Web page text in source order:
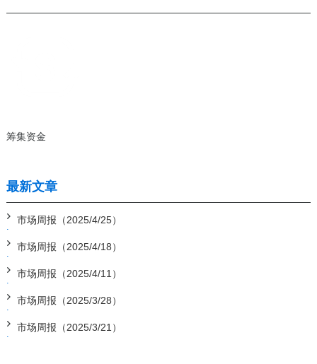
筹集资金
最新文章
市场周报（2025/4/25）
市场周报（2025/4/18）
市场周报（2025/4/11）
市场周报（2025/3/28）
市场周报（2025/3/21）